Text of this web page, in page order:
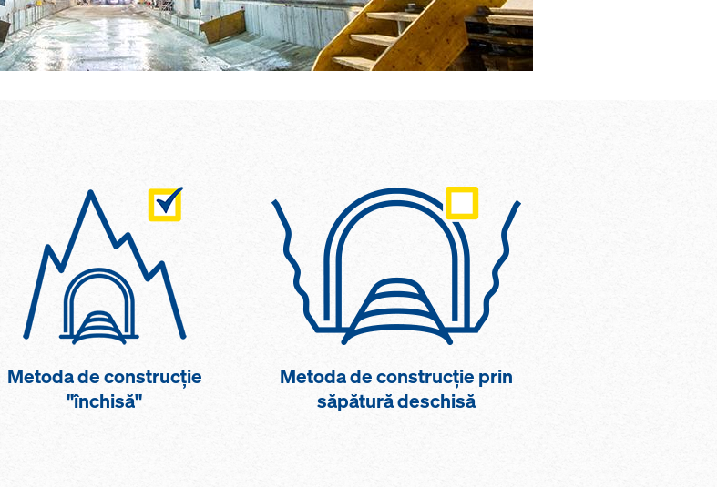
Metoda de construcţie
"închisă"
Metoda de construcţie prin
săpătură deschisă